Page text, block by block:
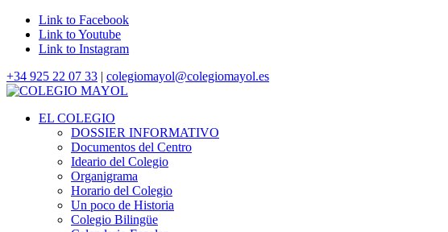
Link to Facebook
Link to Youtube
Link to Instagram
+34 925 22 07 33 | colegiomayol@colegiomayol.es
EL COLEGIO
DOSSIER INFORMATIVO
Documentos del Centro
Ideario del Colegio
Organigrama
Horario del Colegio
Un poco de Historia
Colegio Bilingüe